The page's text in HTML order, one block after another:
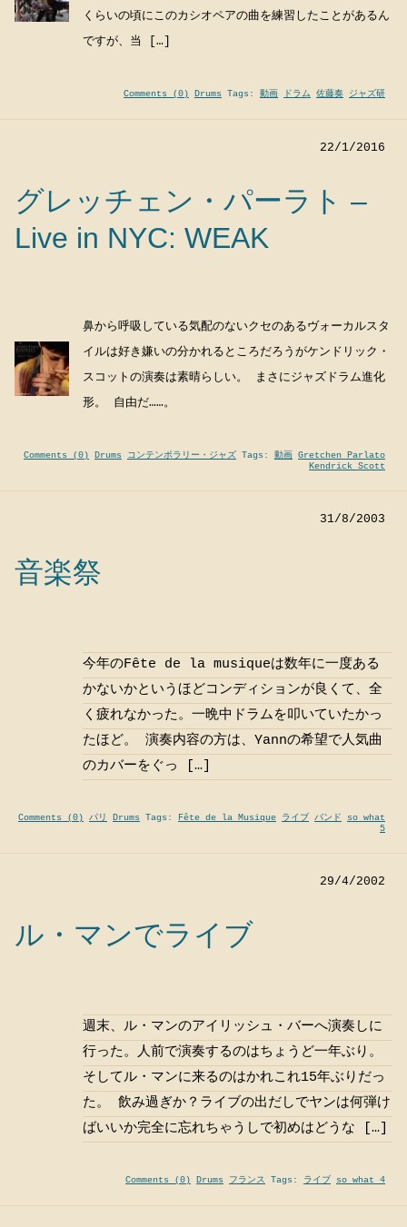
くらいの頃にこのカシオペアの曲を練習したことがあるん
ですが、当 […]
Comments (0) Drums Tags: 動画 ドラム 佐藤奏 ジャズ研
22/1/2016
グレッチェン・パーラト –
Live in NYC: WEAK
鼻から呼吸している気配のないクセのあるヴォーカルスタ
イルは好き嫌いの分かれるところだろうがケンドリック・
スコットの演奏は素晴らしい。 まさにジャズドラム進化
形。 自由だ……。
Comments (0) Drums コンテンポラリー・ジャズ Tags: 動画
Gretchen Parlato
Kendrick Scott
31/8/2003
音楽祭
今年のFête de la musiqueは数年に一度ある
かないかというほどコンディションが良くて、全
く疲れなかった。一晩中ドラムを叩いていたかっ
たほど。 演奏内容の方は、Yannの希望で人気曲
のカバーをぐっ […]
Comments (0) パリ Drums Tags: Fête de la Musique ライブ バンド
so what
5
29/4/2002
ル・マンでライブ
週末、ル・マンのアイリッシュ・バーへ演奏しに
行った。人前で演奏するのはちょうど一年ぶり。
そしてル・マンに来るのはかれこれ15年ぶりだっ
た。 飲み過ぎか？ライブの出だしでヤンは何弾け
ばいいか完全に忘れちゃうしで初めはどうな […]
Comments (0) Drums フランス Tags: ライブ so what 4